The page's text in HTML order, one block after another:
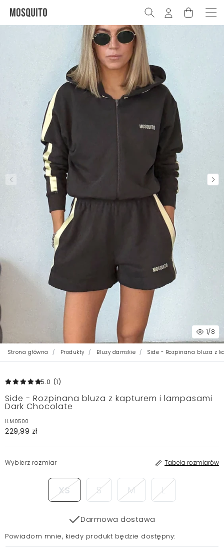
1/8
Strona główna Produkty Bluzy damskie Side - Rozpinana bluza z
5.0 (1)
Side - Rozpinana bluza z kapturem i lampasami
Dark Chocolate
ILM0500
229,99 zł
Wybierz rozmiar Tabela rozmiarów
XS S M L
Darmowa dostawa
Powiadom mnie, kiedy produkt będzie dostępny: